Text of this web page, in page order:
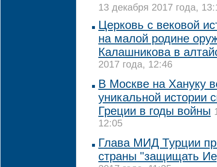
13 декабря 2017 года,
Церковь с вековой
на малой родине
Калашникова в
2017 года, 12:46
В Москве на Хануку
уникальной истории
Греции в годы войны
12:05
Глава МИД Турции
страны "защищать